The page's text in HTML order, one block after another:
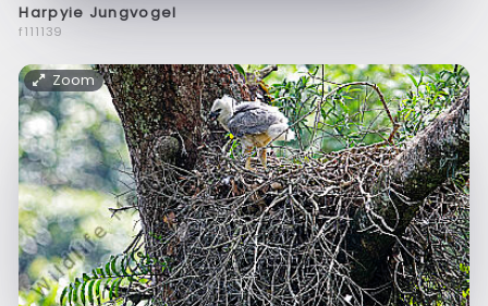
Harpyie Jungvogel
f111139
Zoom